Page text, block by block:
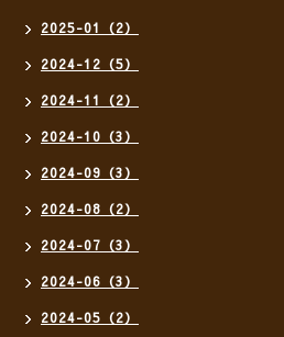
2025-01（2）
2024-12（5）
2024-11（2）
2024-10（3）
2024-09（3）
2024-08（2）
2024-07（3）
2024-06（3）
2024-05（2）